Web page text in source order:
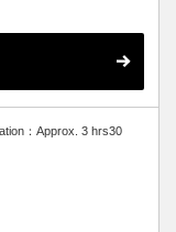
。
：Approx. 3 hrs30